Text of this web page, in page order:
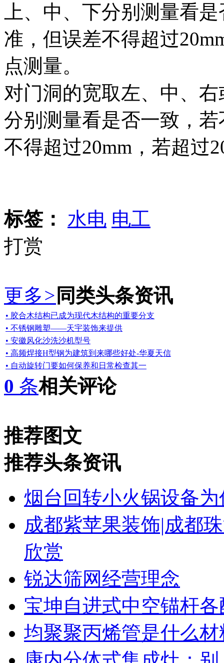
上、中、下分别测量看
准，但误差不得超过
点测量。
对门洞的宽取左、中、
分别测量看是否一致，
不得超过20mm，若超过
标签： 水电 电工
打赏
更多> 同类头条资讯
• 胶合木结构已成为现代木结构的重要分支
• 不锈钢雕塑——天宇装饰来提供
• 安徽风化沙洗沙机型号
• 高频焊接H型钢为建筑到来哪些好处-华夏天信
• 自动旋转门要如何保养和日常检查其一
0 条相关评论
推荐图文
推荐头条资讯
烟台回转小火锅设备
成都紫苹果装饰|成都
欣赏
锐达筛网经营理念
宝坤自进式中空锚杆
均聚聚丙烯管是什么材